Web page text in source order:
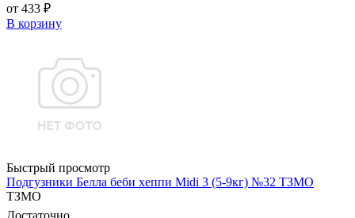
от 433 ₽
В корзину
Быстрый просмотр
Подгузники Белла беби хеппи Midi 3 (5-9кг) №32 ТЗМО
ТЗМО